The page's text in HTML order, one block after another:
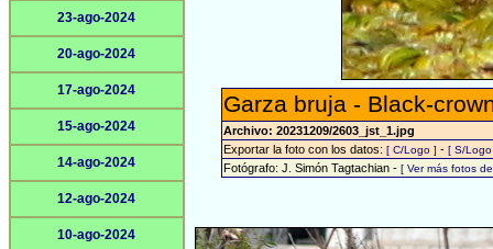
23-ago-2024
20-ago-2024
17-ago-2024
15-ago-2024
14-ago-2024
12-ago-2024
10-ago-2024
Garza bruja - Black-
Archivo: 20231209/2603_jst_1.jpg
Exportar la foto con los datos:[ C/Logo ] -[ S/
Fotógrafo: J. Simón Tagtachian -[ Ver más fotos